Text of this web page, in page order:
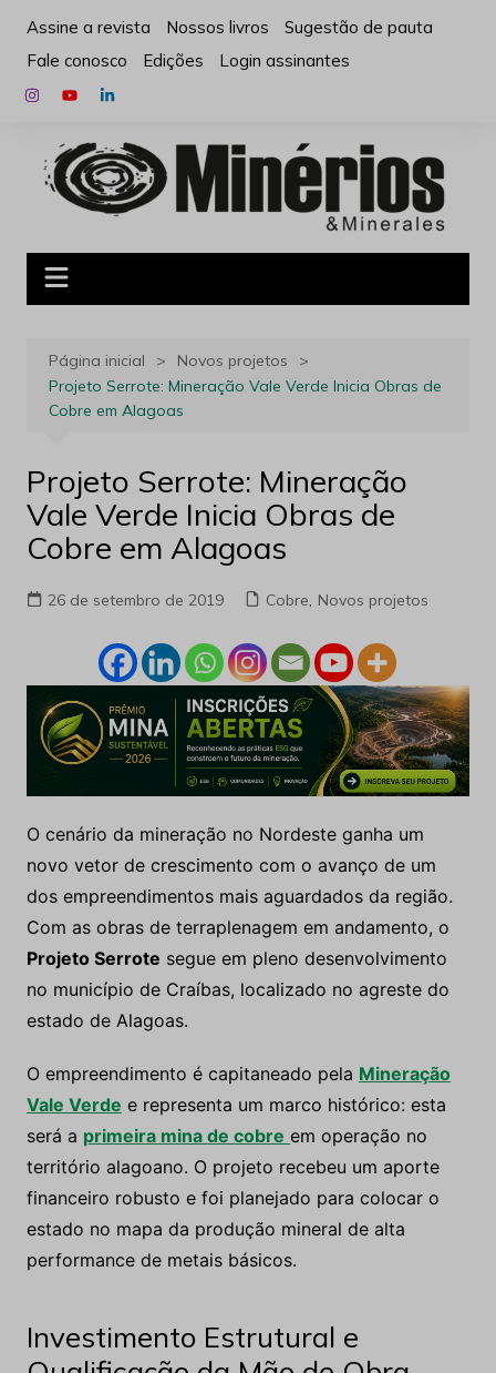
para
conteúdo
Assine a revista Nossos livros
Sugestão de pauta
Fale conosco
Edições Login assinantes
Página inicial
Novos projetos
Projeto Serrote: Mineração Vale Verde Inicia Obras de
Cobre em Alagoas
Projeto Serrote: Mineração
Vale Verde Inicia Obras de
Cobre em Alagoas
26 de setembro de 2019 Cobre, Novos projetos
O cenário da mineração no Nordeste ganha um
novo vetor de crescimento com o avanço de um
dos empreendimentos mais aguardados da região.
Com as obras de terraplenagem em andamento, o
Projeto Serrote segue em pleno desenvolvimento
no município de Craíbas, localizado no agreste do
estado de Alagoas.
O empreendimento é capitaneado pela Mineração
Vale Verde e representa um marco histórico: esta
será a primeira mina de cobre em operação no
território alagoano. O projeto recebeu um aporte
financeiro robusto e foi planejado para colocar o
estado no mapa da produção mineral de alta
performance de metais básicos.
Investimento Estrutural e